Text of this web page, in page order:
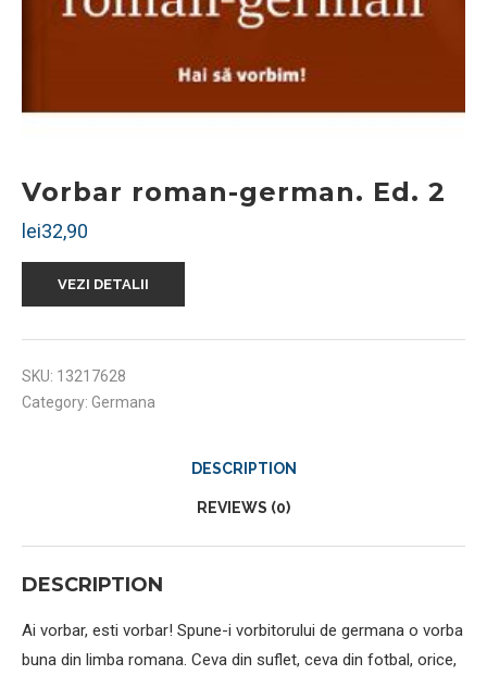
Vorbar roman-german. Ed. 2
lei32,90
VEZI DETALII
SKU: 13217628
Category: Germana
DESCRIPTION
REVIEWS (0)
DESCRIPTION
Ai vorbar, esti vorbar! Spune-i vorbitorului de germana o vorba
buna din limba romana. Ceva din suflet, ceva din fotbal, orice,